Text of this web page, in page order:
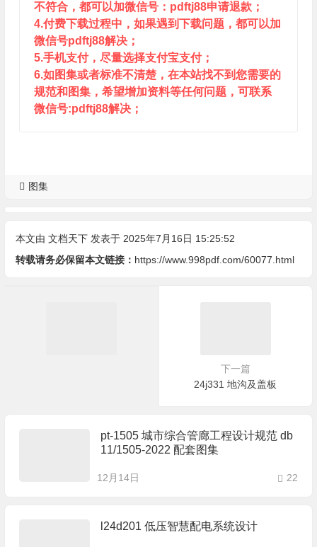
不符合，都可以加微信号：pdftj88申请退款；
4.付费下载过程中，如果遇到下载问题，都可以加
微信号pdftj88解决；
5.手机支付，尽量选择支付宝支付；
6.如图集或者标准不清楚，在本站找不到您需要的
规范和图集，希望增加资料等任何问题，可联系
微信号:pdftj88解决；
图集
本文由 文档天下发表于 2025年7月16日 15:25:52
转载请务必保留本文链接： https://www.998pdf.com/60077.html
下一篇
24j331 地沟及盖板
pt-1505 城市综合管廊工程设计规范 db
11/1505-2022 配套图集
12月14日 22
l24d201 低压智慧配电系统设计